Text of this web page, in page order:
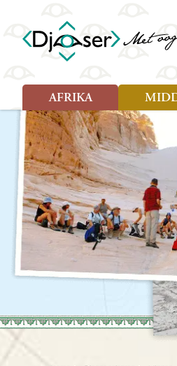
AFRIKA
Soort reizen
Rondreis (26)
Familiereis (10)
Fietsreis (2)
Wandelreis (1)
Cultuur (3)
Natuur (6)
Nieuwe reizen
Voodoo in Benin en Togo, 16
Soort reizen
Rondreis
Familiereis
Fietsreis (1)
Cultuur (9)
Natuur (13)